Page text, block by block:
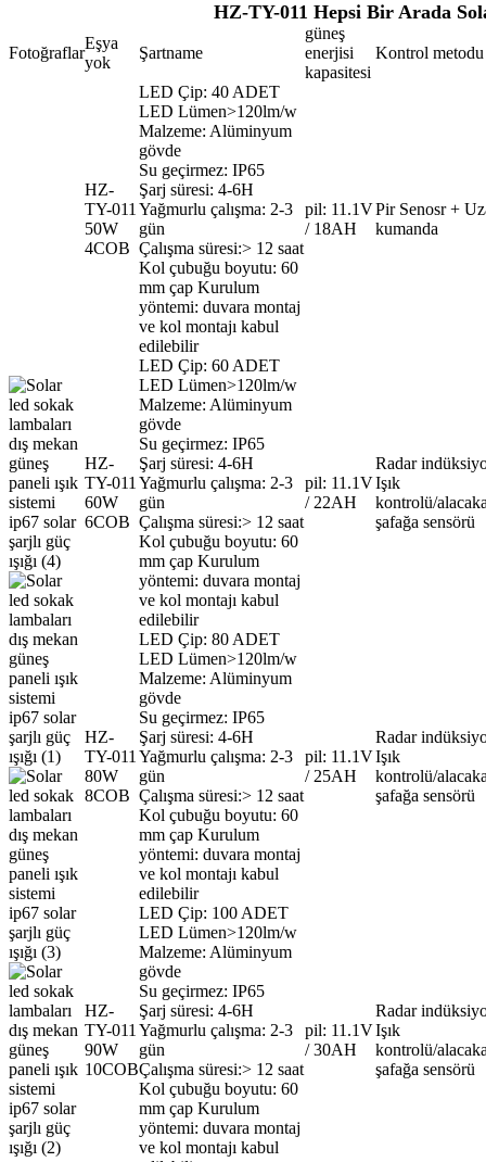
HZ-TY-011 Hepsi Bir Arada
Fotoğraflar
Eşya
yok
Şartname
güneş
enerjisi
kapasitesi
Kontrol metodu
HZ-
TY-011
50W
4COB
LED Çip: 40 ADET
LED Lümen>120lm/w
Malzeme: Alüminyum
gövde
Su geçirmez: IP65
Şarj süresi: 4-6H
Yağmurlu çalışma: 2-3
gün
Çalışma süresi:> 12 saat
Kol çubuğu boyutu: 60
mm çap Kurulum
yöntemi: duvara montaj
ve kol montajı kabul
edilebilir
pil: 11.1V
/ 18AH
Pir Senosr +
kumanda
HZ-
TY-011
60W
6COB
LED Çip: 60 ADET
LED Lümen>120lm/w
Malzeme: Alüminyum
gövde
Su geçirmez: IP65
Şarj süresi: 4-6H
Yağmurlu çalışma: 2-3
gün
Çalışma süresi:> 12 saat
Kol çubuğu boyutu: 60
mm çap Kurulum
yöntemi: duvara montaj
ve kol montajı kabul
edilebilir
pil: 11.1V
/ 22AH
Radar
Işık
kontrolü/
şafağa sensörü
HZ-
TY-011
80W
8COB
LED Çip: 80 ADET
LED Lümen>120lm/w
Malzeme: Alüminyum
gövde
Su geçirmez: IP65
Şarj süresi: 4-6H
Yağmurlu çalışma: 2-3
gün
Çalışma süresi:> 12 saat
Kol çubuğu boyutu: 60
mm çap Kurulum
yöntemi: duvara montaj
ve kol montajı kabul
edilebilir
pil: 11.1V
/ 25AH
Radar
Işık
kontrolü/
şafağa sensörü
HZ-
TY-011
90W
10COB
LED Çip: 100 ADET
LED Lümen>120lm/w
Malzeme: Alüminyum
gövde
Su geçirmez: IP65
Şarj süresi: 4-6H
Yağmurlu çalışma: 2-3
gün
Çalışma süresi:> 12 saat
Kol çubuğu boyutu: 60
mm çap Kurulum
yöntemi: duvara montaj
ve kol montajı kabul
pil: 11.1V
/ 30AH
Radar
Işık
kontrolü/
şafağa sensörü